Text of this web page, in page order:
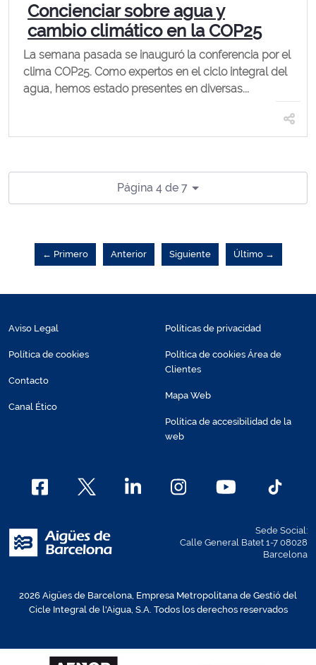
Concienciar sobre agua y
cambio climático en la COP25
La semana pasada se inauguró la conferencia por el
clima COP25. Como expertos en el ciclo integral del
agua, hemos estado presentes en diversas...
Página 4 de 7
← Primero Anterior Siguiente Último →
Aviso Legal
Política de cookies
Contacto
Canal Ético
Políticas de privacidad
Política de cookies Área de
Clientes
Mapa Web
Política de accesibilidad de la
web
Sede Social:
Calle General Batet 1-7 08028
Barcelona
2026 Aigües de Barcelona, Empresa Metropolitana de Gestió del
Cicle Integral de l'Aigua, S.A. Todos los derechos reservados